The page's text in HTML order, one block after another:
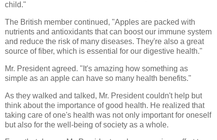
child."
The British member continued, "Apples are packed with
nutrients and antioxidants that can boost our immune system
and reduce the risk of many diseases. They're also a great
source of fiber, which is essential for our digestive health."
Mr. President agreed. "It's amazing how something as
simple as an apple can have so many health benefits."
As they walked and talked, Mr. President couldn't help but
think about the importance of good health. He realized that
taking care of one's health was not only important for oneself
but also for the well-being of society as a whole.